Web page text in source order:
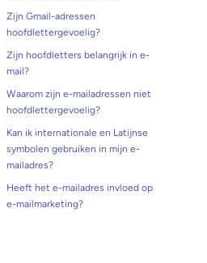
Zijn Gmail-adressen
hoofdlettergevoelig?
Zijn hoofdletters belangrijk in e-
mail?
Waarom zijn e-mailadressen niet
hoofdlettergevoelig?
Kan ik internationale en Latijnse
symbolen gebruiken in mijn e-
mailadres?
Heeft het e-mailadres invloed op
e-mailmarketing?